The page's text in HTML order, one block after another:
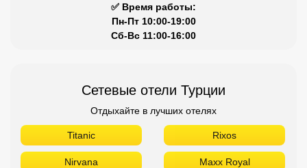
✅ Время работы:
Пн-Пт 10:00-19:00
Сб-Вс 11:00-16:00
Сетевые отели Турции
Отдыхайте в лучших отелях
Titanic Rixos
Nirvana Maxx Royal